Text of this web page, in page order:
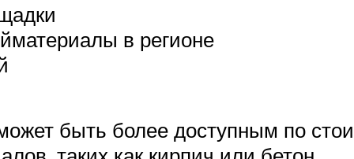
в регионе
быть более доступным по